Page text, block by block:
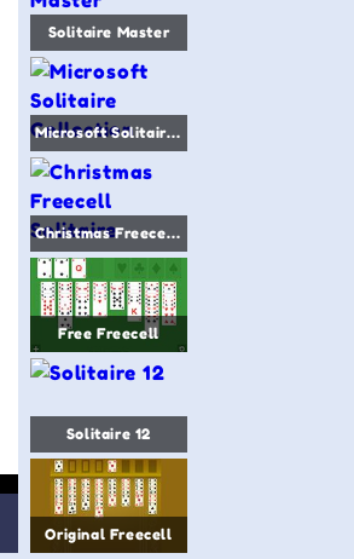
Solitaire Master
Microsoft Solitaire Collection
Christmas Freecell Solitaire
Free Freecell
Solitaire 12
Original Freecell